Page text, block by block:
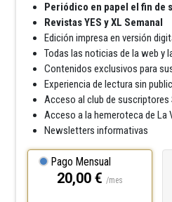
Periódico en papel el fin de
Revistas YES y XL Semanal
Edición impresa en versión
Todas las noticias de la web y
Contenidos exclusivos para
Experiencia de lectura sin
Acceso al club de suscriptores
Acceso a la hemeroteca de La
Newsletters informativas
Pago Mensual
20,00 € /mes